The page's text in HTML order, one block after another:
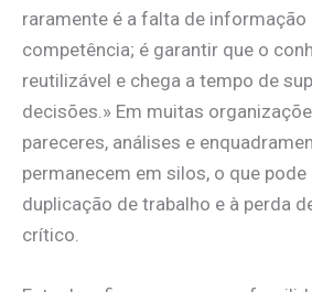
raramente é a falta de informação
competência; é garantir que o
reutilizável e chega a tempo de
decisões.» Em muitas
pareceres, análises e
permanecem em silos, o que
duplicação de trabalho e à perda
crítico.